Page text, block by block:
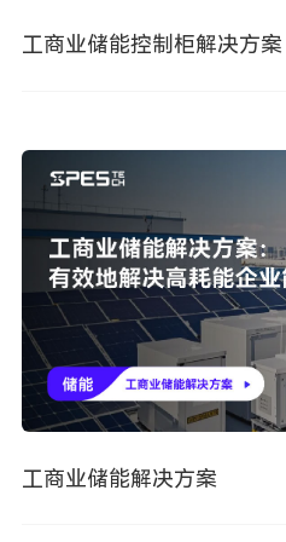
工商业储能控制柜解决方案
工商业储能解决方案